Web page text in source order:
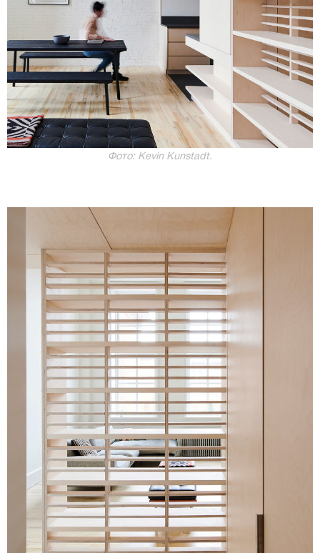
Фото: Kevin Kunstadt.